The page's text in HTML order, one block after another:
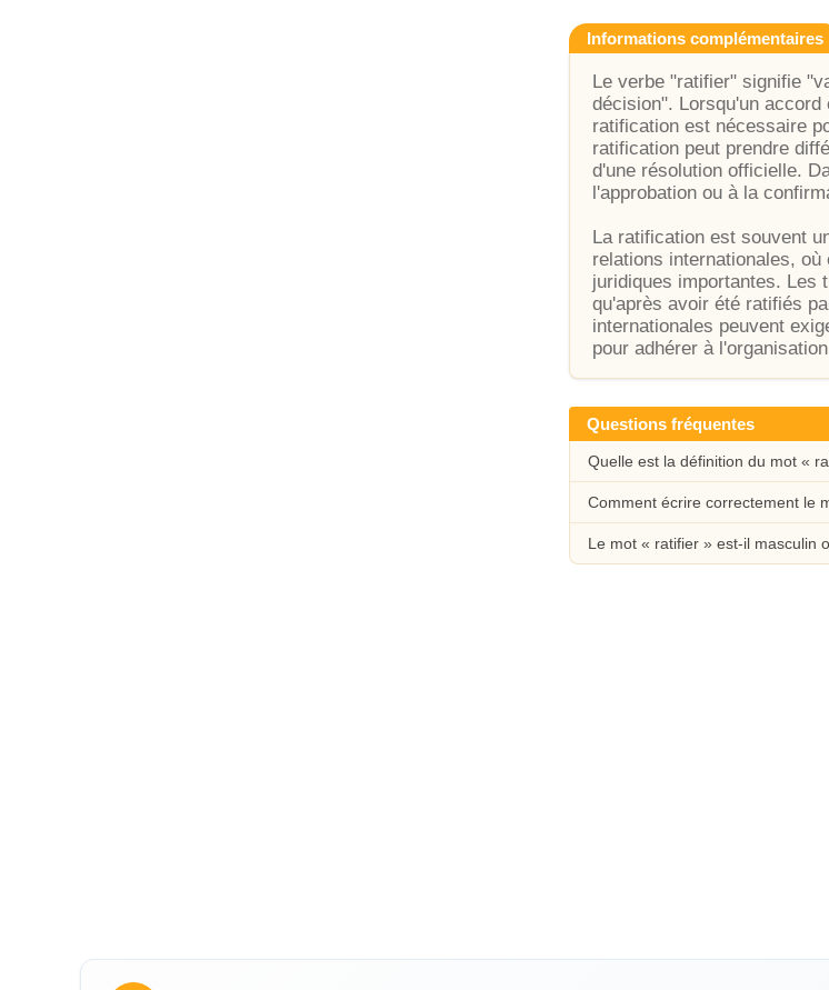
Informations complémentaires
Le verbe "ratifier" signifie
décision". Lorsqu'un
ratification est nécessaire
ratification peut prendre
d'une résolution officielle.
l'approbation ou à la
La ratification est souvent
relations internationales,
juridiques importantes. Les
qu'après avoir été ratifiés
internationales peuvent
pour adhérer à
Questions fréquentes
Quelle est la définition du mot «
Comment écrire correctement le
Le mot « ratifier » est-il masculin